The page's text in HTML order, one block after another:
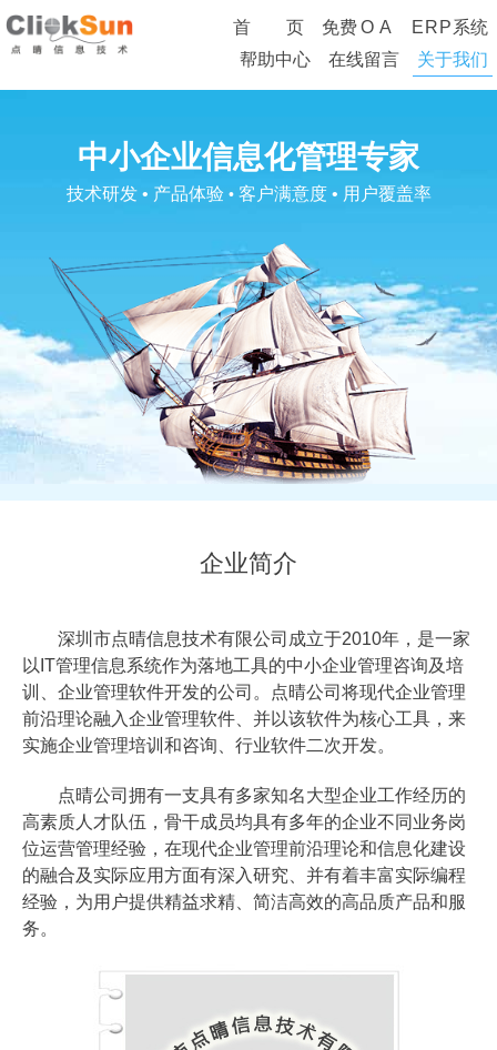
首 页 免费O A ERP系统
帮助中心
在线留言 关于我们
中小企业信息化管理专家
技术研发 • 产品体验 • 客户满意度 • 用户覆盖率
企业简介
深圳市点晴信息技术有限公司成立于2010年，是一家
以IT管理信息系统作为落地工具的中小企业管理咨询及培
训、企业管理软件开发的公司。点晴公司将现代企业管理
前沿理论融入企业管理软件、并以该软件为核心工具，来
实施企业管理培训和咨询、行业软件二次开发。
点晴公司拥有一支具有多家知名大型企业工作经历的
高素质人才队伍，骨干成员均具有多年的企业不同业务岗
位运营管理经验，在现代企业管理前沿理论和信息化建设
的融合及实际应用方面有深入研究、并有着丰富实际编程
经验，为用户提供精益求精、简洁高效的高品质产品和服
务。